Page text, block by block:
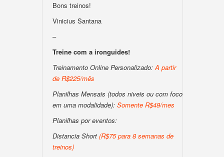
Bons treinos!
Vinicius Santana
–
Treine com a ironguides!
Treinamento Online Personalizado:A partir
de R$225/mês
Planilhas Mensais (todos niveis ou com foco
em uma modalidade): Somente R$49/mes
Planilhas por eventos:
Distancia Short (R$75 para 8 semanas de
treinos)